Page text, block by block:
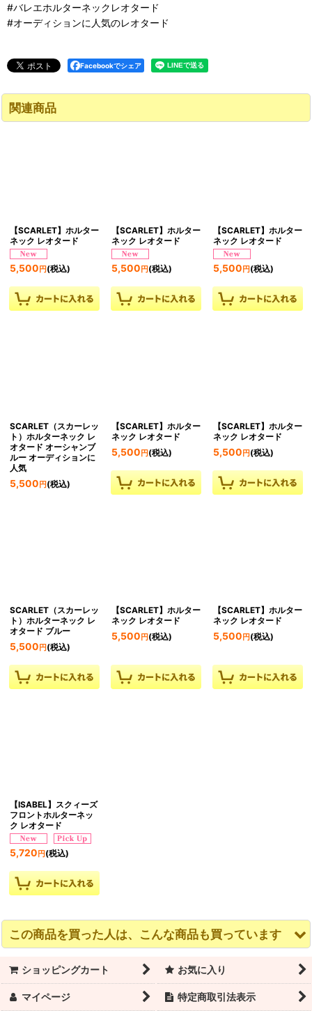
#バレエホルターネックレオタード
#オーディションに人気のレオタード
Facebookでシェア
関連商品
【SCARLET】ホルター
ネック レオタード
5,500 円 (税込)
【SCARLET】ホルター
ネック レオタード
5,500 円(税込)
【SCARLET】ホルター
ネック レオタード
5,500 円(税込)
SCARLET（スカーレッ
ト）ホルターネック レ
オタード オーシャンブ
ルー オーディションに
人気
5,500 円 (税込)
【SCARLET】ホルター
ネック レオタード
5,500 円(税込)
【SCARLET】ホルター
ネック レオタード
5,500 円(税込)
SCARLET（スカーレッ
ト）ホルターネック レ
オタード ブルー
5,500 円 (税込)
【SCARLET】ホルター
ネック レオタード
5,500 円(税込)
【SCARLET】ホルター
ネック レオタード
5,500 円(税込)
【ISABEL】スクィーズ
フロントホルターネッ
ク レオタード
5,720 円 (税込)
この商品を買った人は、こんな商品も買っています
ショッピングカート お気に入り
マイページ 特定商取引法表示